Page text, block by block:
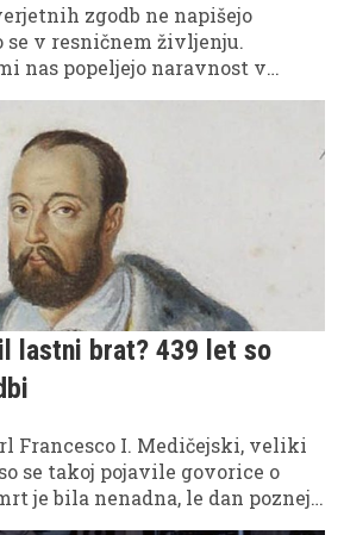
zgodb ne napišejo
se v resničnem življenju.
nas popeljejo naravnost v
ob katerih se je težko izogniti
to sploh mogoče? Zdaj si na vrsti
izbor dokumentarnih filmov in
kjer te čakajo še številne druge
lastni brat? 439 let so
Francesco I. Medičejski, veliki
se takoj pojavile govorice o
je bila nenadna, le dan pozneje